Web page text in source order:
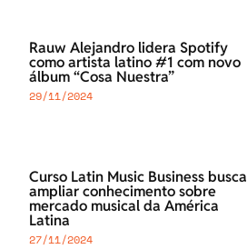
Rauw Alejandro lidera Spotify
como artista latino #1 com novo
álbum “Cosa Nuestra”
29/11/2024
Curso Latin Music Business busca
ampliar conhecimento sobre
mercado musical da América
Latina
27/11/2024